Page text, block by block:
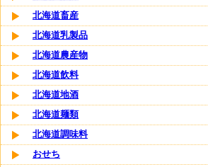
北海道畜産
北海道乳製品
北海道農産物
北海道飲料
北海道地酒
北海道麺類
北海道調味料
おせち